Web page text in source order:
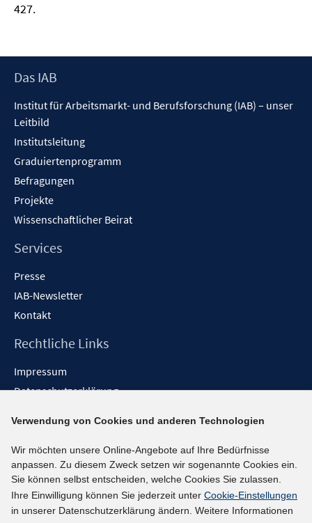
427.
Footer
Das IAB
Institut für Arbeitsmarkt- und Berufsforschung (IAB) – unser
Leitbild
Institutsleitung
Graduiertenprogramm
Befragungen
Projekte
Wissenschaftlicher Beirat
Services
Presse
IAB-Newsletter
Kontakt
Rechtliche Links
Impressum
Datenschutzerklärung
Barrieren melden
Social-Media-Kanäle
BlueSky
YouTube
Verwendung von Cookies und anderen Technologien
Wir möchten unsere Online-Angebote auf Ihre Bedürfnisse
anpassen. Zu diesem Zweck setzen wir sogenannte Cookies ein.
Sie können selbst entscheiden, welche Cookies Sie zulassen.
Ihre Einwilligung können Sie jederzeit unter Cookie-Einstellungen
in unserer Datenschutzerklärung ändern. Weitere Informationen